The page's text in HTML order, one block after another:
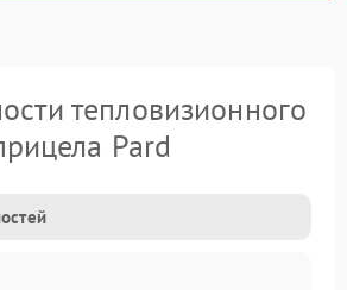
тепловизионного
Pard